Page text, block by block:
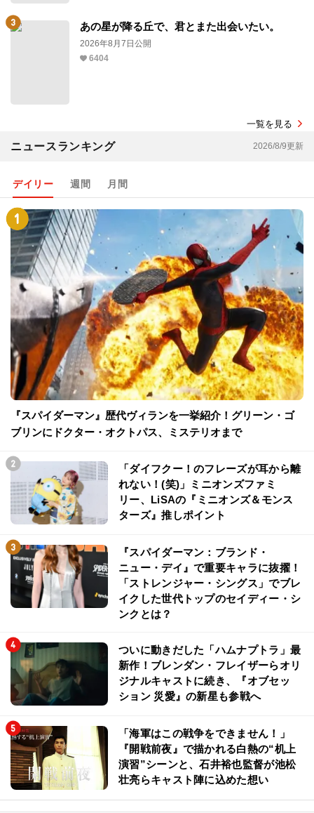
あの星が降る丘で、君とまた出会いたい。
2026年8月7日公開
6404
一覧を見る
ニュースランキング 2026/8/9更新
デイリー 週間 月間
『スパイダーマン』歴代ヴィランを一挙紹介！グリーン・ゴ
ブリンにドクター・オクトパス、ミステリオまで
「ダイフクー！のフレーズが耳から離
れない！(笑)」ミニオンズファミ
リー、LiSAの『ミニオンズ＆モンス
ターズ』推しポイント
『スパイダーマン：ブランド・
ニュー・デイ』で重要キャラに抜擢！
「ストレンジャー・シングス」でブレ
イクした世代トップのセイディー・シ
ンクとは？
ついに動きだした「ハムナプトラ」最
新作！ブレンダン・フレイザーらオリ
ジナルキャストに続き、『オブセッ
ション 災愛』の新星も参戦へ
「海軍はこの戦争をできません！」
『開戦前夜』で描かれる白熱の“机上
演習”シーンと、石井裕也監督が池松
壮亮らキャスト陣に込めた想い